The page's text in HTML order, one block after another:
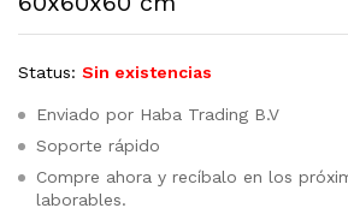
Status: Sin existencias
Enviado por Haba Trading B.V
Soporte rápido
Compre ahora y recíbalo en los
laborables.